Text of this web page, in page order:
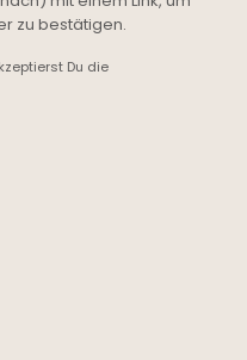
zu bestätigen.
Du die